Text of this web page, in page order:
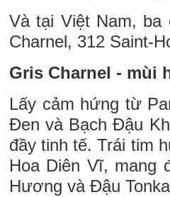
Và tại Việt Nam, ba
Charnel, 312 Saint-
Gris Charnel - mùi
Lấy cảm hứng từ
Đen và Bạch Đậu
đầy tinh tế. Trái tim
Hoa Diên Vĩ, mang
Hương và Đậu